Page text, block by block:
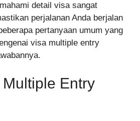
detail visa sangat
perjalanan Anda berjalan
pertanyaan umum yang
visa multiple entry
Entry